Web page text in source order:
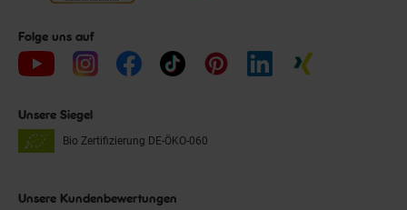
Folge uns auf
Unsere Siegel
Bio Zertifizierung DE-ÖKO-060
Unsere Kundenbewertungen